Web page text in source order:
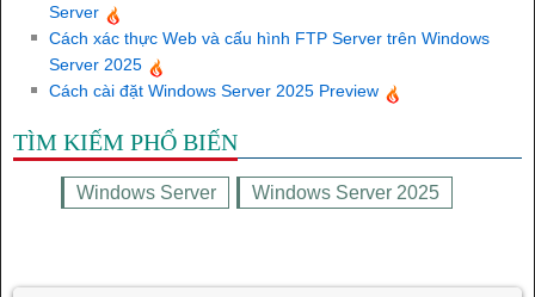
Server
Cách xác thực Web và cấu hình FTP Server trên Windows
Server 2025
Cách cài đặt Windows Server 2025 Preview
TÌM KIẾM PHỔ BIẾN
Windows Server Windows Server 2025